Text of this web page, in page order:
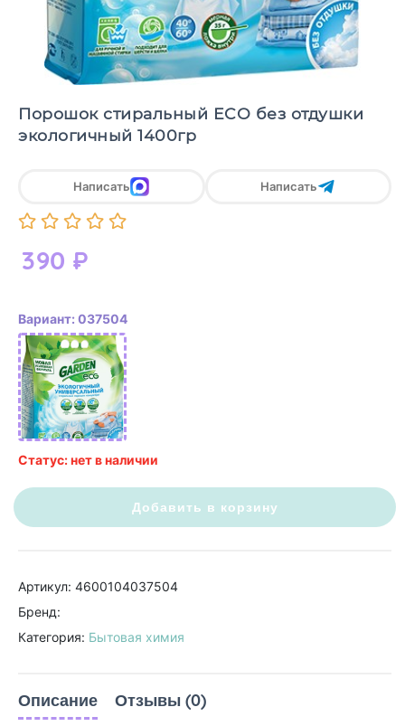
Порошок стиральный ECO без отдушки
экологичный 1400гр
390 ₽
Написать Написать
Вариант: 037504
Статус: нет в наличии
Добавить в корзину
Артикул: 4600104037504
Бренд:
Категория: Бытовая химия
Описание Отзывы (0)